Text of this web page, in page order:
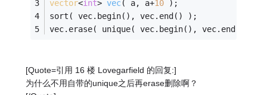
vector<int> vec( a, a+10 ) ;
sort( vec.begin(), vec.end() );
vec.erase( unique( vec.begin(), vec.end() ),
[Quote=引用 16 楼 Lovegarfield 的回复:]
为什么不用自带的unique之后再erase删除啊？